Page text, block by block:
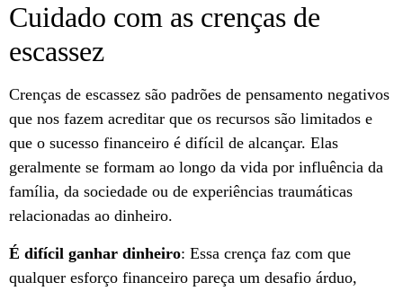
Cuidado com as crenças de
escassez
Crenças de escassez são padrões de pensamento negativos
que nos fazem acreditar que os recursos são limitados e
que o sucesso financeiro é difícil de alcançar. Elas
geralmente se formam ao longo da vida por influência da
família, da sociedade ou de experiências traumáticas
relacionadas ao dinheiro.
É difícil ganhar dinheiro: Essa crença faz com que
qualquer esforço financeiro pareça um desafio árduo,